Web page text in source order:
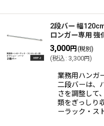
2段バー 幅
ロンガー専用 強
3,000円 (税別)
(税込 : 3,300円)
業務用ハンガ
二段バーは、
さを調整して
類をぎっしり
ーラック・ス